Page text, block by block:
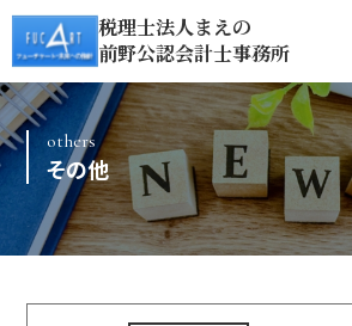
税理士法人まえの
前野公認会計士事務所
others
その他